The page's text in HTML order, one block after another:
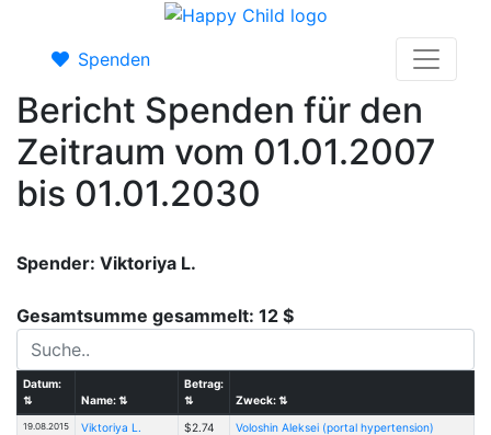
Spenden
Bericht Spenden für den
Zeitraum vom 01.01.2007
bis 01.01.2030
Spender: Viktoriya L.
Gesamtsumme gesammelt: 12 $
Datum:
⇅
Name:⇅
Betrag:
⇅
Zweck:⇅
19.08.2015
Viktoriya L.
$2.74 Voloshin Aleksei (portal hypertension)